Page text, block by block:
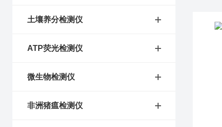
土壤养分检测仪
ATP荧光检测仪
微生物检测仪
非洲猪瘟检测仪